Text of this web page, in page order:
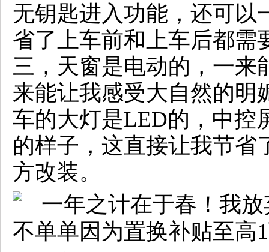
无钥匙进入功能，还可以
省了上车前和上车后都需
三，天窗是电动的，一来
来能让我感受大自然的明
车的大灯是LED的，中控
的样子，这直接让我节省
方改装。